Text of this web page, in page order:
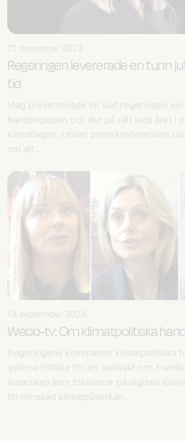
21 december 2023
Regeringen levererade en tunn
tid
Idag presenterade till slut regeringen
handlingsplan och det på rätt sida året i
klimatlagen. Under presskonferensen
om att…
14 september 2023
Webb-tv: Om klimatpolitiska
Regeringens kommande klimatpolitiska
gyllene tillfälle för ett politiskt och
ledarskap som fokuserar på digitala
till minskad klimatpåverkan.